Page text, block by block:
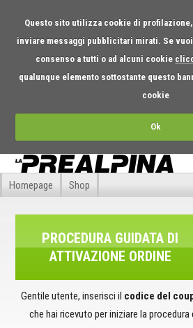
Questo sito utilizza cookie di
inviare messaggi pubblicitari mirati. Se
consenso a tutti o ad alcuni cookie
qualunque elemento sottostante questo
cookie
Ok
Homepage Shop
PROCEDURA GUIDATA DI
ATTIVAZIONE ORDINE
Gentile utente, inserisci il codice del
che hai ricevuto per iniziare la procedura